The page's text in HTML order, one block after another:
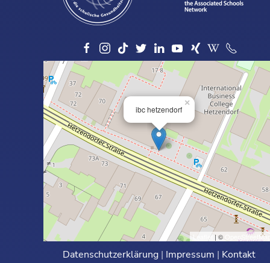
ibc hetzendorf
×
Leaflet | ©
Datenschutzerklärung| Impressum | Kontakt